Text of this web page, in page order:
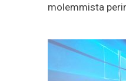
molemmista